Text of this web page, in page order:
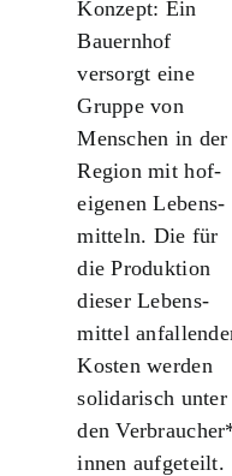
Konzept: Ein
Bauern­hof
versorgt eine
Gruppe von
Menschen in der
Region mit hof­
eigenen Lebens­
mitteln. Die für
die Produktion
dieser Lebens­
mittel
Kosten werden
solidarisch unter
den
innen aufgeteilt.